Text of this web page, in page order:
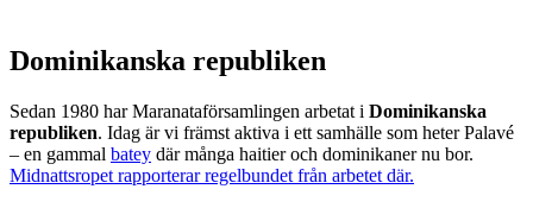
Dominikanska republiken
Sedan 1980 har Maranataförsamlingen arbetat i Dominikanska
republiken. Idag är vi främst aktiva i ett samhälle som heter Palavé
– en gammal batey där många haitier och dominikaner nu bor.
Midnattsropet rapporterar regelbundet från arbetet där.